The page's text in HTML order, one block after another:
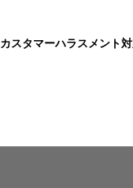
カスタマーハラスメント